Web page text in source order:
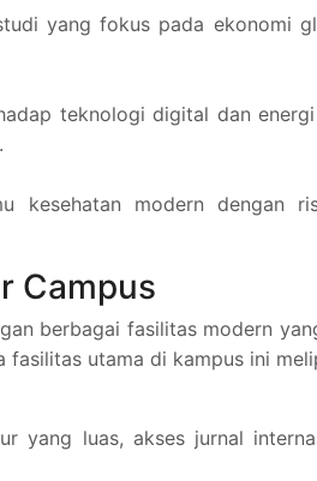
yang fokus pada ekonomi
teknologi digital dan
kesehatan modern dengan
Campus
berbagai fasilitas modern
fasilitas utama di kampus ini
yang luas, akses jurnal